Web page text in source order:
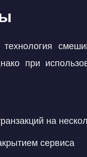
при
на
сервиса